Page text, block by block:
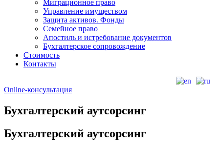
Миграционное право
Управление имуществом
Защита активов. Фонды
Семейное право
Апостиль и истребование документов
Бухгалтерское сопровождение
Стоимость
Контакты
Online-консультация
Бухгалтерский аутсорсинг
Бухгалтерский аутсорсинг